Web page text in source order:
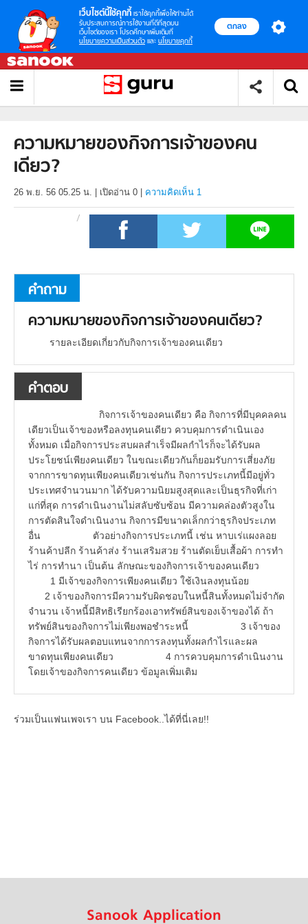
เว็บไซต์นี้ใช้คุกกี้ เราใช้คุกกี้เพื่อให้ท่านได้
รับประสบการณ์การใช้งานที่ดีที่สุดบน
เว็บไซต์ของเรา โปรดศึกษาเพิ่มเติมที่
นโยบายความเป็นส่วนตัว และ นโยบายคุกกี้
ตกลง
ความหมายของกิจการเจ้าของคน
เดียว?
26 พ.ย. 56 05.25 น. เปิดอ่าน 0 ความคิดเห็น 1
คำถาม
ความหมายของกิจการเจ้าของคนเดียว?
รายละเอียดเกี่ยวกับกิจการเจ้าของคนเดียว
คำตอบ
กิจการเจ้าของคนเดียว คือ กิจการที่มีบุคคลคน
เดียวเป็นเจ้าของหรือลงทุนคนเดียว ควบคุมการดำเนินเอง
ทั้งหมด เมื่อกิจการประสบผลสำเร็จมีผลกำไรก็จะได้รับผล
ประโยชน์เพียงคนเดียว ในขณะเดียวกันก็ยอมรับการเสี่ยงภัย
จากการขาดทุนเพียงคนเดียวเช่นกัน กิจการประเภทนี้มีอยู่ทั่ว
ประเทศจำนวนมาก ได้รับความนิยมสูงสุดและเป็นธุรกิจที่เก่า
แก่ที่สุด การดำเนินงานไม่สลับซับซ้อน มีความคล่องตัวสูงใน
การตัดสินใจดำเนินงาน กิจการมีขนาดเล็กกว่าธุรกิจประเภท
อื่น ตัวอย่างกิจการประเภทนี้ เช่น หาบเร่แผงลอย
ร้านค้าปลีก ร้านค้าส่ง ร้านเสริมสวย ร้านตัดเย็บเสื้อผ้า การทำ
ไร่ การทำนา เป็นต้น ลักษณะของกิจการเจ้าของคนเดียว
1 มีเจ้าของกิจการเพียงคนเดียว ใช้เงินลงทุนน้อย
2 เจ้าของกิจการมีความรับผิดชอบในหนี้สินทั้งหมดไม่จำกัด
จำนวน เจ้าหนี้มีสิทธิเรียกร้องเอาทรัพย์สินของเจ้าของได้ ถ้า
ทรัพย์สินของกิจการไม่เพียงพอชำระหนี้ 3 เจ้าของ
กิจการได้รับผลตอบแทนจากการลงทุนทั้งผลกำไรและผล
ขาดทุนเพียงคนเดียว 4 การควบคุมการดำเนินงาน
โดยเจ้าของกิจการคนเดียว ข้อมูลเพิ่มเติม
ร่วมเป็นแฟนเพจเรา บน Facebook..ได้ที่นี่เลย!!
Sanook Application